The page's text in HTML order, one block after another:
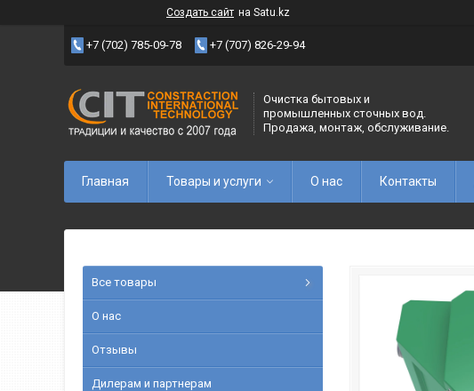
Создать сайт на Satu.kz
+7 (702) 785-09-78 +7 (707) 826-29-94
Очистка бытовых и
промышленных сточных вод.
Продажа, монтаж, обслуживание.
Главная Товары и услуги О нас Контакты
Все товары
О нас
Отзывы
Дилерам и партнерам